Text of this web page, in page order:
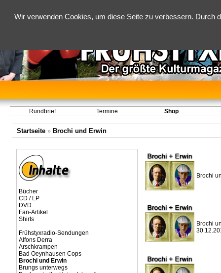
Wir verwenden Cookies, um diese Seite zu verbessern.
Rundbrief Termine Shop
Startseite» Brochi und Erwin
Bücher
CD / LP
DVD
Fan-Artikel
Shirts
Frühstyxradio-Sendungen
Alfons Derra
Arschkrampen
Bad Oeynhausen Cops
Brochi und Erwin
Brungs unterwegs
Brochi
Brochi